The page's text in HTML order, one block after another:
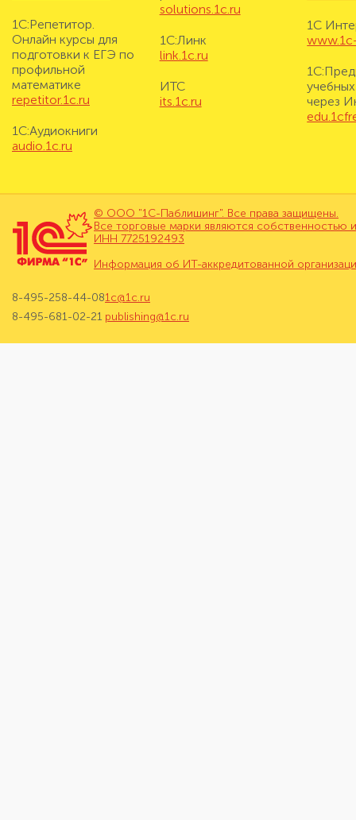
1С:Репетитор.
Онлайн курсы для
подготовки к ЕГЭ по
профильной
математике
repetitor.1c.ru
1С:Аудиокниги
audio.1c.ru
solutions.1c.ru
1С:Линк
link.1c.ru
ИТС
its.1c.ru
1С
через
© ООО "1С-Паблишинг". Все права защищены.
Все торговые марки являются собственностью
ИНН 7725192493
Информация об ИТ-аккредитованной
8-495-258-44-08
8-495-681-02-21
1c@1c.ru
publishing@1c.ru